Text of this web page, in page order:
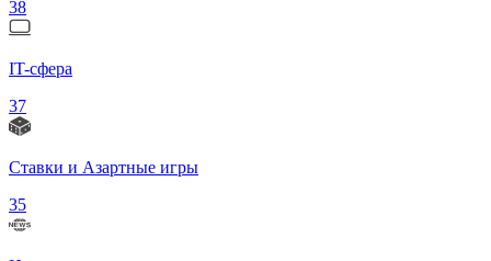
38
IT-сфера
37
Ставки и Азартные игры
35